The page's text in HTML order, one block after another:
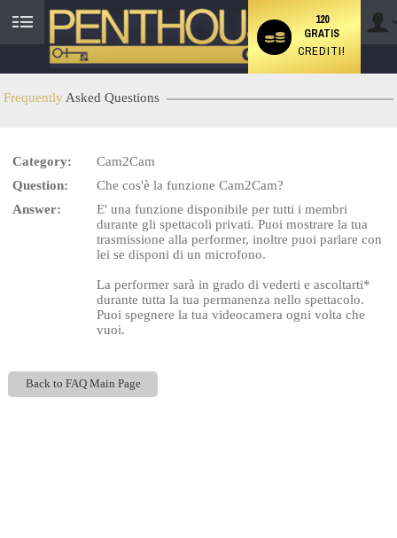
User
status
120
GRATIS
CREDITI!
Frequently Asked Questions
Category:
Cam2Cam
Question:
Che cos'è la funzione Cam2Cam?
Answer:
E' una funzione disponibile per tutti i membri
durante gli spettacoli privati. Puoi mostrare la tua
trasmissione alla performer, inoltre puoi parlare con
lei se disponi di un microfono.
La performer sarà in grado di vederti e ascoltarti*
durante tutta la tua permanenza nello spettacolo.
Puoi spegnere la tua videocamera ogni volta che
vuoi.
Back to FAQ Main Page
LIMITED TIME OFFER!